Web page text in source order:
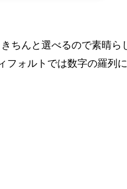
ちんと選べるので素晴ら
フォルトでは数字の羅列